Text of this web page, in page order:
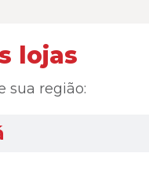
lojas
sua região: